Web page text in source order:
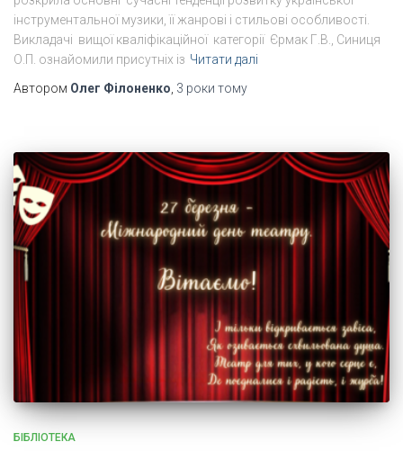
інструментальної музики, її жанрові і стильові особливості.
Викладачі вищої кваліфікаційної категорії Єрмак Г.В., Синиця
О.П. ознайомили присутніх із Читати далі
Автором Олег Філоненко 3 роки тому
БІБЛІОТЕКА